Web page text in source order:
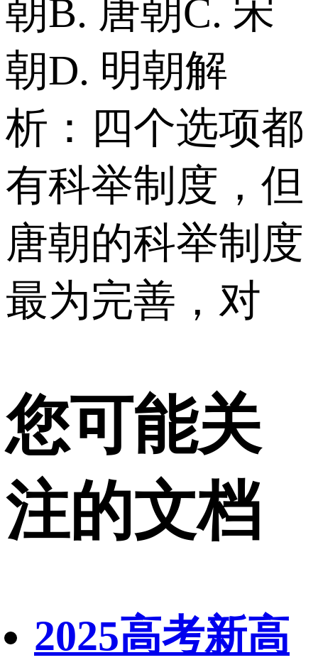
朝 B. 唐朝 C. 宋
朝 D. 明朝 解
析：四个选项都
有科举制度，但
唐朝的科举制度
最为完善，对
您可能关
注的文档
2025高考新高